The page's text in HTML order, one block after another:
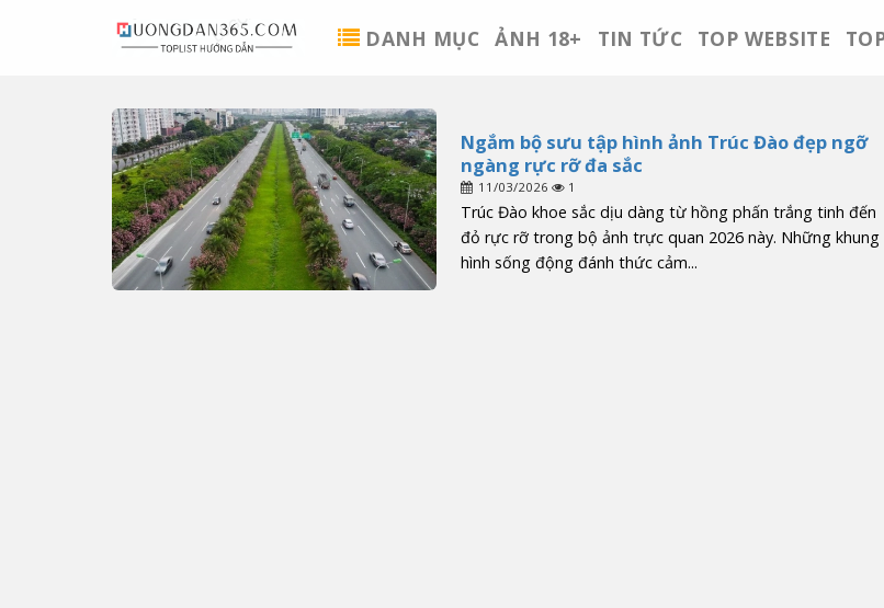
DANH MỤC ẢNH 18+ TIN TỨC TOP WEBSITE
Ngắm bộ sưu tập hình ảnh Trúc Đào đẹp ngỡ
ngàng rực rỡ đa sắc
11/03/2026 1
Trúc Đào khoe sắc dịu dàng từ hồng phấn trắng tinh đến
đỏ rực rỡ trong bộ ảnh trực quan 2026 này. Những khung
hình sống động đánh thức cảm...